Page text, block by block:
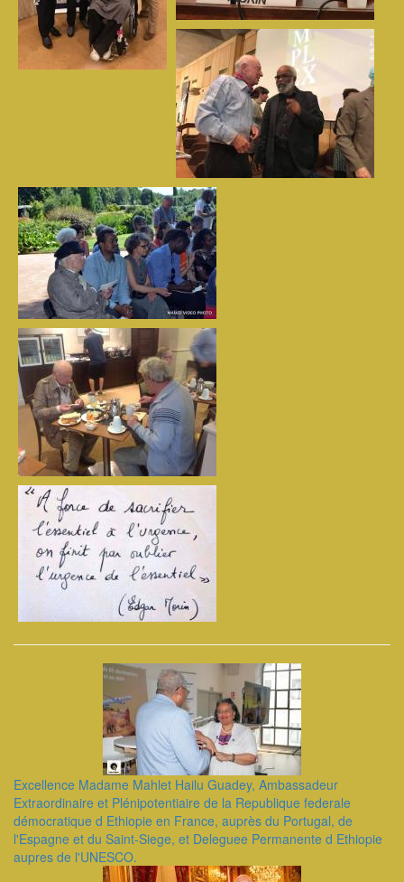
Excellence Madame Mahlet Hailu Guadey, Ambassadeur
Extraordinaire et Plénipotentiaire de la Republique federale
démocratique d Ethiopie en France, auprès du Portugal, de
l'Espagne et du Saint-Siege, et Deleguee Permanente d Ethiopie
aupres de l'UNESCO.